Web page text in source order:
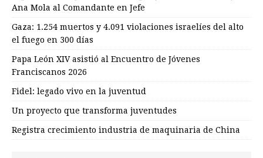
Ana Mola al Comandante en Jefe
Gaza: 1.254 muertos y 4.091 violaciones israelíes del alto
el fuego en 300 días
Papa León XIV asistió al Encuentro de Jóvenes
Franciscanos 2026
Fidel: legado vivo en la juventud
Un proyecto que transforma juventudes
Registra crecimiento industria de maquinaria de China